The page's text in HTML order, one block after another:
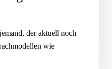
der aktuell noch
wie